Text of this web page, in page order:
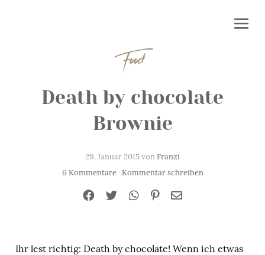
Food
Death by chocolate
Brownie
29. Januar 2015 vonFranzi
6 Kommentare· Kommentar schreiben
Ihr lest richtig: Death by chocolate! Wenn ich etwas